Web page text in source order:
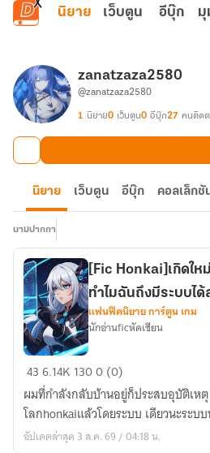
ข้ามไปยังเนื้อหาหลัก
นิยาย เว็บตูน อีบุ๊ก มุ
zanatzaza2580
@zanatzaza2580
1 นิยาย0 เว็บตูน0 อีบุ๊ก27 คนติดต
นิยาย เว็บตูน อีบุ๊ก คอลเล็กชั
นามปากกา
[Fic
Honkai]เกิด
ใหม่
ใน
โลกhonkai
[Fic Honkai]เกิดให
ทำไมฉันถึงมีระบบได้
แฟนฟิคนิยาย การ์ตูน เกม
นักอ่านficหัดเชียน
436.14K 1300 (0)
ผมที่กำลังกลับบ้านอยู่ก็ประสบอุบัติเห
โลกhonkaiแล้วโดยระบบ เดียวนะระ
อัปเดตล่าสุด 3 ส.ค. 69 / 04:18 น.